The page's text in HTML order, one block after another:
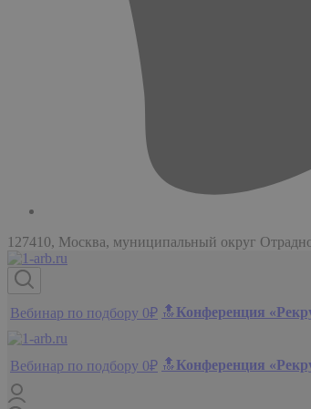
127410, Москва, муниципальный округ
Вебинар по подбору 0₽ 🔝Конференция
Вебинар по подбору 0₽ 🔝Конференция